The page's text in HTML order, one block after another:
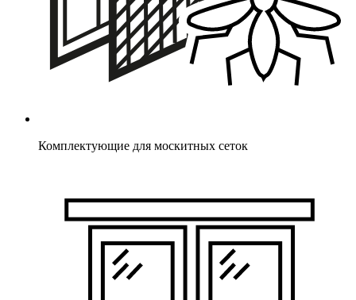
Комплектующие для москитных сеток